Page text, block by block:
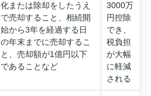
化または除却をしたうえ
で売却すること、相続開
始から3年を経過する日
の年末までに売却するこ
と、売却額が1億円以下
であることなど
3000万
円控除
でき、
税負担
が大幅
に軽減
される